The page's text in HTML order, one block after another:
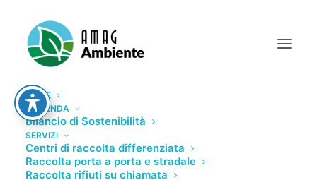
HOME
L’AZIENDA
Bilancio di Sostenibilità
SERVIZI
Centri di raccolta differenziata
Raccolta porta a porta e stradale
Raccolta rifiuti su chiamata
Compenso Presidente